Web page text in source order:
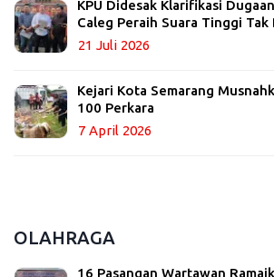
KPU Didesak Klarifikasi
Caleg Peraih Suara Tinggi Tak
21 Juli 2026
Kejari Kota Semarang
100 Perkara
7 April 2026
OLAHRAGA
16 Pasangan Wartawan